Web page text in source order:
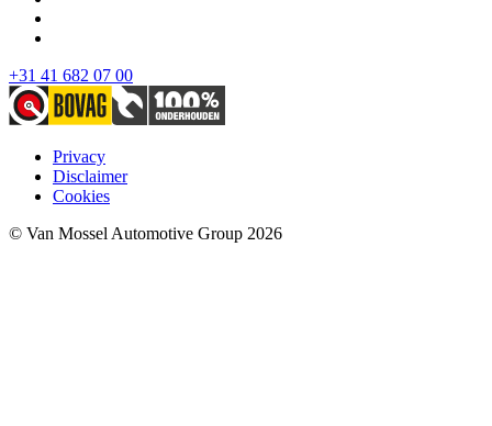
+31 41 682 07 00
Privacy
Disclaimer
Cookies
© Van Mossel Automotive Group 2026